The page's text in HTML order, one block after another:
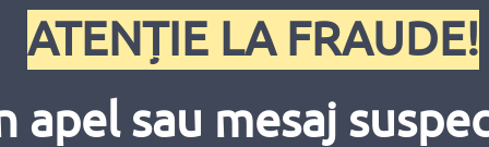
ATENȚIE LA FRAUDE!
apel sau mesaj